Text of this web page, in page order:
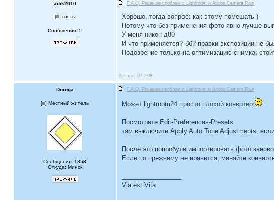
adik2010 F.A.Q. Решение проблем c Lightroom и Adobe Camera Raw
[ ] гость
Сообщения: 5
Хорошо, тогда вопрос: как этому помешать )
Потому-что без применения фото явно лучше
У меня никон д80
И что применяется? бб? правки экспозиции не
Подозрение только на оптимизацию снимка:
05 фев, 10 2:08
Doroga F.A.Q. Решение проблем c Lightroom и Adobe Camera Raw
[ ] Местный житель
Сообщения: 1358
Откуда: Минск
Может lightroom24 просто плохой конвртер
Посмотрите Edit-Preferences-Presets
там выключите Apply Auto Tone Adjustments,
После это попробуте импортировать фото
Если по прежнему не нравится, меняйте
Via est Vita.